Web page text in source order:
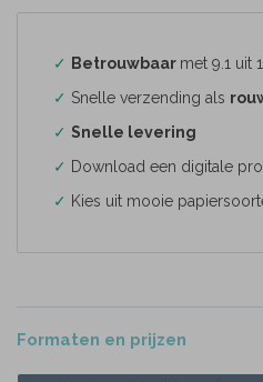
✓ Betrouwbaar met 9.1 uit
✓ Snelle verzending als
✓ Snelle levering
✓ Download een digitale
✓ Kies uit mooie
Formaten en prijzen